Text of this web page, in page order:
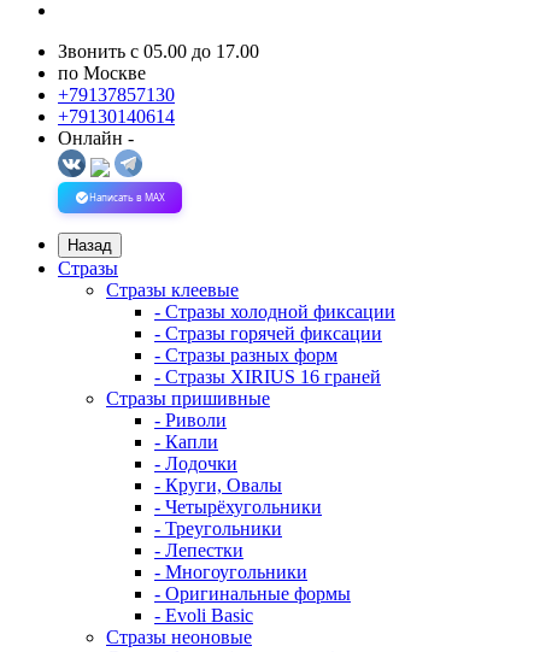
Звонить с 05.00 до 17.00
по Москве
+79137857130
+79130140614
Онлайн -
Написать в MAX
Назад
Стразы
Стразы клеевые
- Стразы холодной фиксации
- Стразы горячей фиксации
- Стразы разных форм
- Стразы XIRIUS 16 граней
Стразы пришивные
- Риволи
- Капли
- Лодочки
- Круги, Овалы
- Четырёхугольники
- Треугольники
- Лепестки
- Многоугольники
- Оригинальные формы
- Evoli Basic
Стразы неоновые